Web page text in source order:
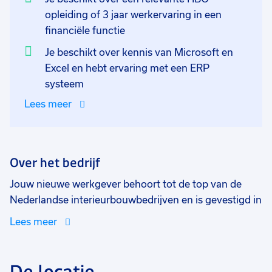
prestaties van het bedrijf analyseert en overlegd met
de directie.
Als financial controller werk je veel met cijfers, maar
ben je ook dagelijks in contact met collega’s, klanten
en stakeholders. Om dit goed te combineren heb je
analytisch inzicht, ben je sociaal vaardig en heb je
opleiding of 3 jaar werkervaring in een
financiële functie
Je beschikt over kennis van Microsoft en
Excel en hebt ervaring met een ERP
systeem
Lees meer
Over het bedrijf
Jouw nieuwe werkgever behoort tot de top van de
Nederlandse interieurbouwbedrijven en is gevestigd in
Aalsmeer. Het bedrijf is 30 jaar geleden begonnen met
specialisten voor interieurprojecten op de zakelijke
Lees meer